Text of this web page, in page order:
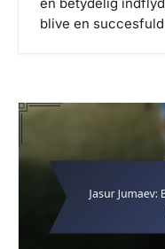
en betydelig
blive en